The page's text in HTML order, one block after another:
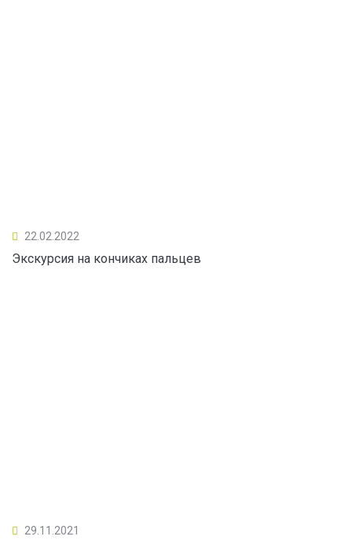
22.02.2022
Экскурсия на кончиках пальцев
29.11.2021